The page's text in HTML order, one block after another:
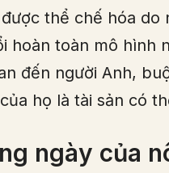
thể chế hóa do
hoàn toàn mô hình
đến người Anh,
họ là tài sản có
ngày của